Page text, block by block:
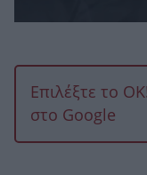
Επιλέξτε το
στο Google